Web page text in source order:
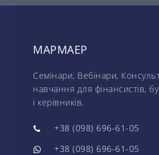
МАРМАЕР
Семінари, Вебінари,
навчання для фінансистів,
і керівників.
+38 (098) 696-61-05
+38 (098) 696-61-05